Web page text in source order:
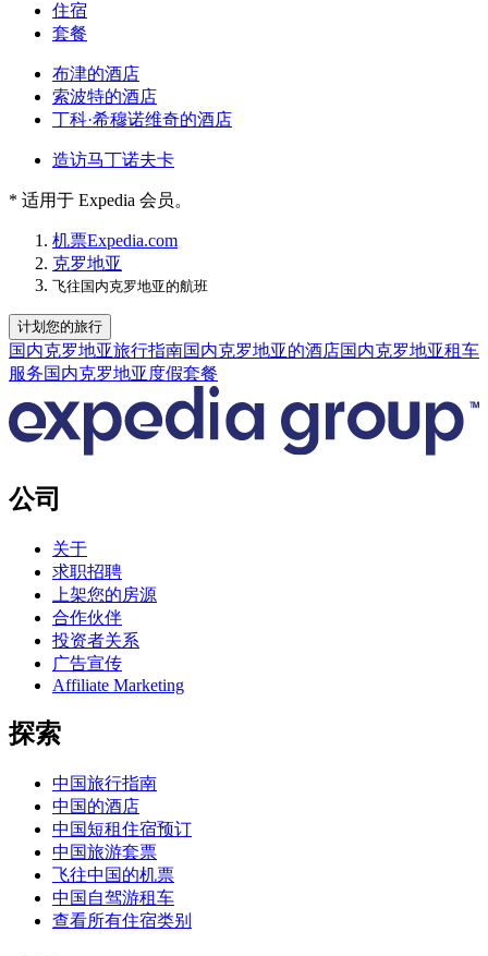
住宿
套餐
布津的酒店
索波特的酒店
丁科·希穆诺维奇的酒店
造访马丁诺夫卡
* 适用于 Expedia 会员。
机票Expedia.com
克罗地亚
飞往国内克罗地亚的航班
计划您的旅行
国内克罗地亚旅行指南国内克罗地亚的酒店国内克罗地亚租车
服务国内克罗地亚度假套餐
公司
关于
求职招聘
上架您的房源
合作伙伴
投资者关系
广告宣传
Affiliate Marketing
探索
中国旅行指南
中国的酒店
中国短租住宿预订
中国旅游套票
飞往中国的机票
中国自驾游租车
查看所有住宿类别